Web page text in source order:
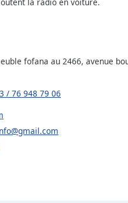
fofana au 2466, avenue
/ 76 948 79 06